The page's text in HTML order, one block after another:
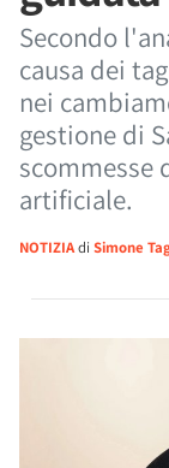
Secondo
causa dei
nei
gestione di
scommesse
artificiale.
NOTIZIAdi Simone